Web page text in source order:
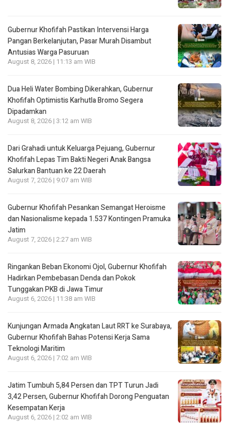
Gubernur Khofifah Pastikan Intervensi Harga
Pangan Berkelanjutan, Pasar Murah Disambut
Antusias Warga Pasuruan
August 8, 2026 | 11:13 am WIB
Dua Heli Water Bombing Dikerahkan, Gubernur
Khofifah Optimistis Karhutla Bromo Segera
Dipadamkan
August 8, 2026 | 3:12 am WIB
Dari Grahadi untuk Keluarga Pejuang, Gubernur
Khofifah Lepas Tim Bakti Negeri Anak Bangsa
Salurkan Bantuan ke 22 Daerah
August 7, 2026 | 9:07 am WIB
Gubernur Khofifah Pesankan Semangat Heroisme
dan Nasionalisme kepada 1.537 Kontingen Pramuka
Jatim
August 7, 2026 | 2:27 am WIB
Ringankan Beban Ekonomi Ojol, Gubernur Khofifah
Hadirkan Pembebasan Denda dan Pokok
Tunggakan PKB di Jawa Timur
August 6, 2026 | 11:38 am WIB
Kunjungan Armada Angkatan Laut RRT ke Surabaya,
Gubernur Khofifah Bahas Potensi Kerja Sama
Teknologi Maritim
August 6, 2026 | 7:02 am WIB
Jatim Tumbuh 5,84 Persen dan TPT Turun Jadi
3,42 Persen, Gubernur Khofifah Dorong Penguatan
Kesempatan Kerja
August 6, 2026 | 2:02 am WIB